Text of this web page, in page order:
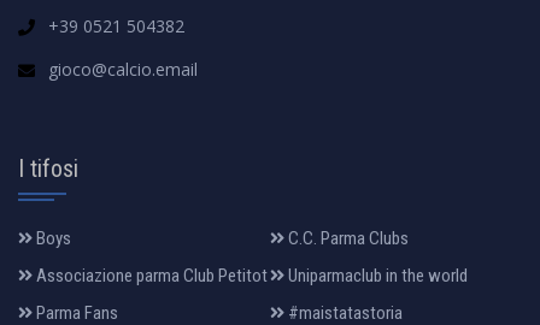
+39 0521 504382
gioco@calcio.email
I tifosi
Boys
C.C. Parma Clubs
Associazione parma Club Petitot
Uniparmaclub in the world
Parma Fans
#maistatastoria